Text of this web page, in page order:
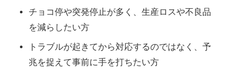
チョコ停や突発停止が多く、生産ロスや不良品
を減らしたい方
トラブルが起きてから対応するのではなく、予
兆を捉えて事前に手を打ちたい方